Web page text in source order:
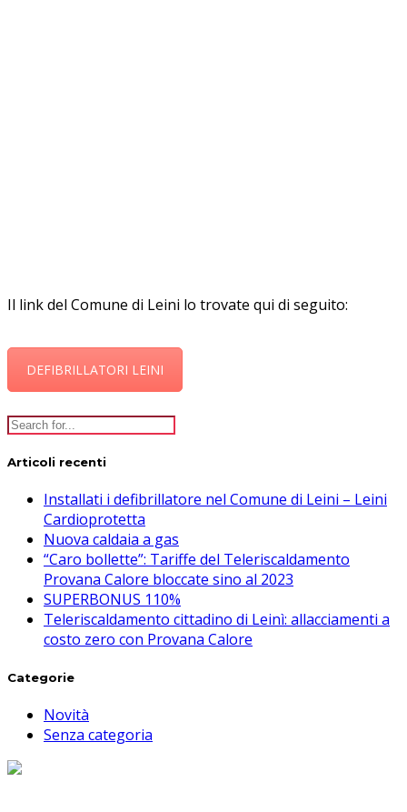
Il link del Comune di Leini lo trovate qui di seguito:
DEFIBRILLATORI LEINI
Articoli recenti
Installati i defibrillatore nel Comune di Leini – Leini
Cardioprotetta
Nuova caldaia a gas
“Caro bollette”: Tariffe del Teleriscaldamento
Provana Calore bloccate sino al 2023
SUPERBONUS 110%
Teleriscaldamento cittadino di Leinì: allacciamenti a
costo zero con Provana Calore
Categorie
Novità
Senza categoria